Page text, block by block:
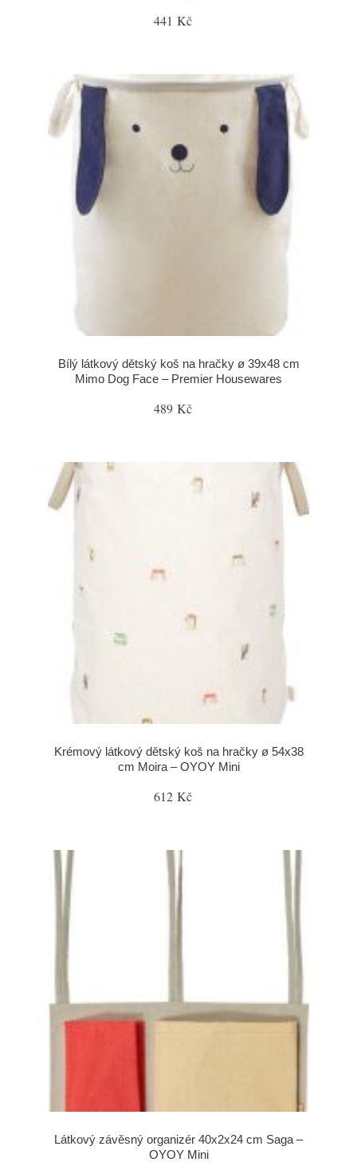
441 Kč
Bílý látkový dětský koš na hračky ø 39x48 cm
Mimo Dog Face – Premier Housewares
489 Kč
Krémový látkový dětský koš na hračky ø 54x38
cm Moira – OYOY Mini
612 Kč
Látkový závěsný organizér 40x2x24 cm Saga –
OYOY Mini